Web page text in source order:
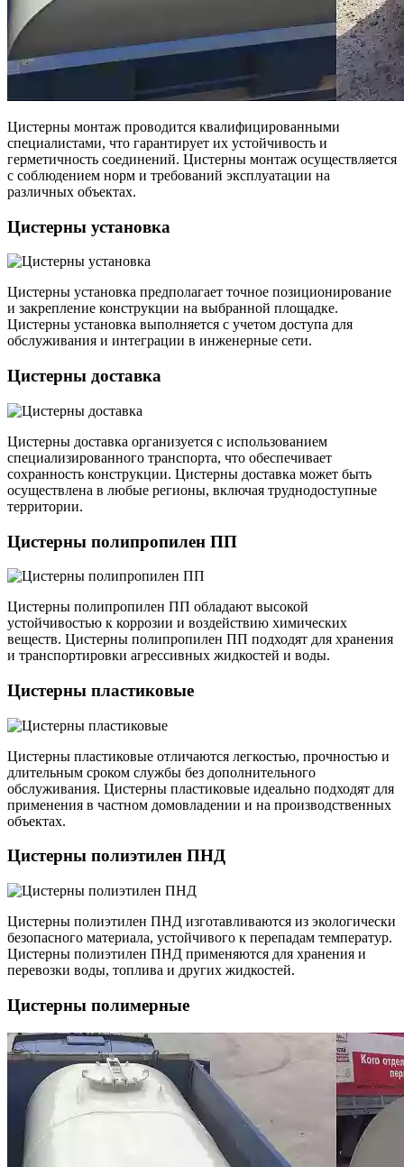
Цистерны монтаж проводится квалифицированными
специалистами, что гарантирует их устойчивость и
герметичность соединений. Цистерны монтаж осуществляется
с соблюдением норм и требований эксплуатации на
различных объектах.
Цистерны установка
Цистерны установка предполагает точное позиционирование
и закрепление конструкции на выбранной площадке.
Цистерны установка выполняется с учетом доступа для
обслуживания и интеграции в инженерные сети.
Цистерны доставка
Цистерны доставка организуется с использованием
специализированного транспорта, что обеспечивает
сохранность конструкции. Цистерны доставка может быть
осуществлена в любые регионы, включая труднодоступные
территории.
Цистерны полипропилен ПП
Цистерны полипропилен ПП обладают высокой
устойчивостью к коррозии и воздействию химических
веществ. Цистерны полипропилен ПП подходят для хранения
и транспортировки агрессивных жидкостей и воды.
Цистерны пластиковые
Цистерны пластиковые отличаются легкостью, прочностью и
длительным сроком службы без дополнительного
обслуживания. Цистерны пластиковые идеально подходят для
применения в частном домовладении и на производственных
объектах.
Цистерны полиэтилен ПНД
Цистерны полиэтилен ПНД изготавливаются из экологически
безопасного материала, устойчивого к перепадам температур.
Цистерны полиэтилен ПНД применяются для хранения и
перевозки воды, топлива и других жидкостей.
Цистерны полимерные